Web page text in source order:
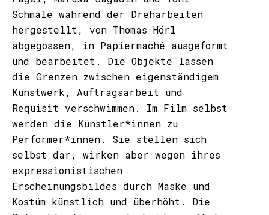
Schmale während der Dreharbeiten
hergestellt, von Thomas Hörl
abgegossen, in Papiermaché ausgeformt
und bearbeitet. Die Objekte lassen
die Grenzen zwischen eigenständigem
Kunstwerk, Auftragsarbeit und
Requisit verschwimmen. Im Film selbst
werden die Künstler*innen zu
Performer*innen. Sie stellen sich
selbst dar, wirken aber wegen ihres
expressionistischen
Erscheinungsbildes durch Maske und
Kostüm künstlich und überhöht. Die